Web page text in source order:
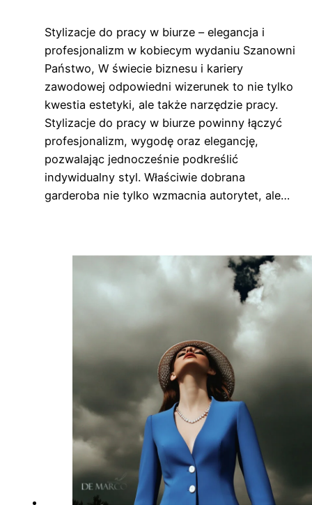
Stylizacje do pracy w biurze – elegancja i
profesjonalizm w kobiecym wydaniu Szanowni
Państwo, W świecie biznesu i kariery
zawodowej odpowiedni wizerunek to nie tylko
kwestia estetyki, ale także narzędzie pracy.
Stylizacje do pracy w biurze powinny łączyć
profesjonalizm, wygodę oraz elegancję,
pozwalając jednocześnie podkreślić
indywidualny styl. Właściwie dobrana
garderoba nie tylko wzmacnia autorytet, ale…